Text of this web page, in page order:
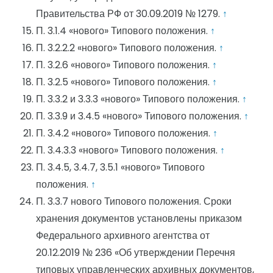
Правительства РФ от 30.09.2019 № 1279. ↑
П. 3.1.4 «нового» Типового положения. ↑
П. 3.2.2.2 «нового» Типового положения. ↑
П. 3.2.6 «нового» Типового положения. ↑
П. 3.2.5 «нового» Типового положения. ↑
П. 3.3.2 и 3.3.3 «нового» Типового положения. ↑
П. 3.3.9 и 3.4.5 «нового» Типового положения. ↑
П. 3.4.2 «нового» Типового положения. ↑
П. 3.4.3.3 «нового» Типового положения. ↑
П. 3.4.5, 3.4.7, 3.5.1 «нового» Типового
положения. ↑
П. 3.3.7 нового Типового положения. Сроки
хранения документов установлены приказом
Федерального архивного агентства от
20.12.2019 № 236 «Об утверждении Перечня
типовых управленческих архивных документов,